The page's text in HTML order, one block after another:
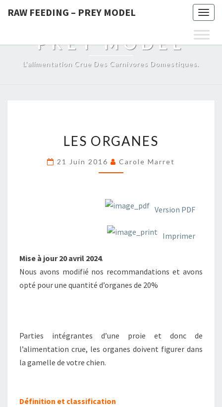
RAW FEEDING – PREY MODEL
RAW FEEDING –
PREY MODEL
L'alimentation Crue Des Carnivores Domestiques.
ORGANES
LES ORGANES
21 Juin 2016 Carole Marret
Version PDF
Imprimer
Mise à jour 20 avril 2024.
Nous avons modifié nos recommandations et avons
opté pour une quantité d’organes de 20%
Parties intégrantes d’une proie et donc de
l’alimentation crue, les organes doivent figurer dans
la gamelle de votre chien.
Définition et classification